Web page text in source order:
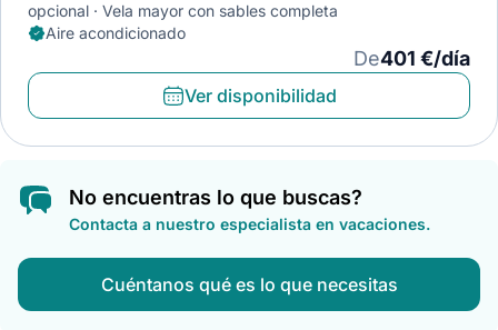
opcional
Vela mayor con sables completa
Aire acondicionado
De401 €/día
Ver disponibilidad
No encuentras lo que buscas?
Contacta a nuestro especialista en vacaciones.
Cuéntanos qué es lo que necesitas